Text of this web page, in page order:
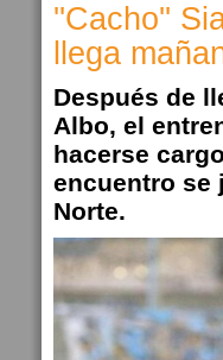
''Cacho''
llega
Después de
Albo, el
hacerse
encuentro se
Norte.